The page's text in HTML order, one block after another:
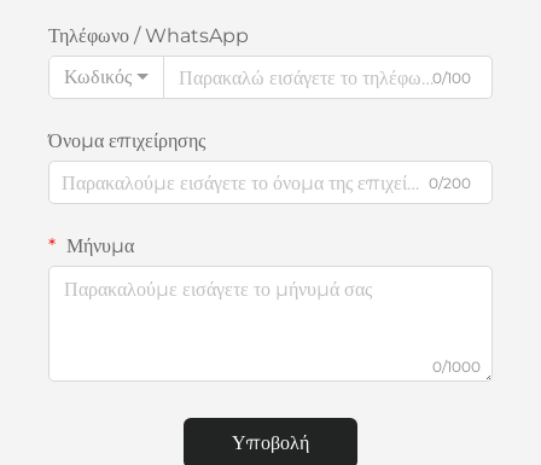
Τηλέφωνο / WhatsApp
Κωδικός
0/100
Όνομα επιχείρησης
0/200
Μήνυμα
0/1000
Υποβολή